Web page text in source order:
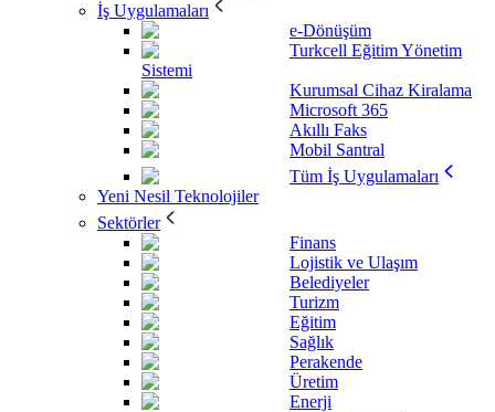
İş Uygulamaları
e-Dönüşüm
Turkcell Eğitim Yönetim
Sistemi
Kurumsal Cihaz Kiralama
Microsoft 365
Akıllı Faks
Mobil Santral
Tüm İş Uygulamaları
Yeni Nesil Teknolojiler
Sektörler
Finans
Lojistik ve Ulaşım
Belediyeler
Turizm
Eğitim
Sağlık
Perakende
Üretim
Enerji